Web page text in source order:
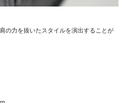
の力を抜いたスタイルを演出することが